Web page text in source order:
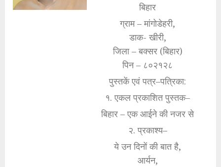
बिहार
ग्राम – मांगोडेहरी,
डाक- खीरी,
जिला – बक्सर (बिहार)
पिन – ८०२१२८
पुस्तकें एवं पत्र–पत्रिका:
१. एकल प्रकाशित पुस्तक–
बिहार – एक आईने की नजर से
२. प्रकाश्य–
ये उन दिनों की बात है,
आर्यन,